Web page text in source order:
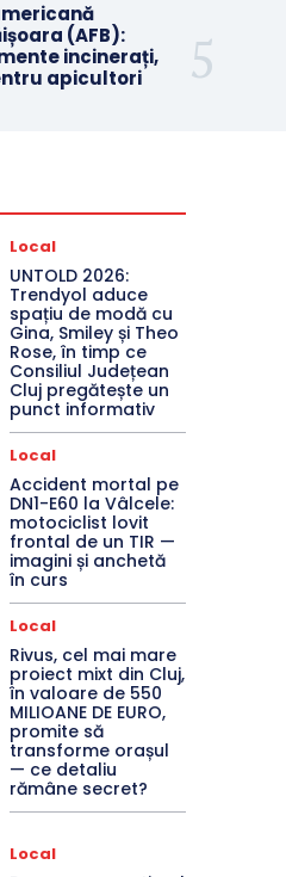
(AFB):
incinerați,
apicultori
Local
UNTOLD 2026:
Trendyol aduce
spațiu de modă cu
Gina, Smiley și Theo
Rose, în timp ce
Consiliul Județean
Cluj pregătește un
punct informativ
Local
Accident mortal pe
DN1-E60 la Vâlcele:
motociclist lovit
frontal de un TIR —
imagini și anchetă
în curs
Local
Rivus, cel mai mare
proiect mixt din Cluj,
în valoare de 550
MILIOANE DE EURO,
promite să
transforme orașul
— ce detaliu
rămâne secret?
Local